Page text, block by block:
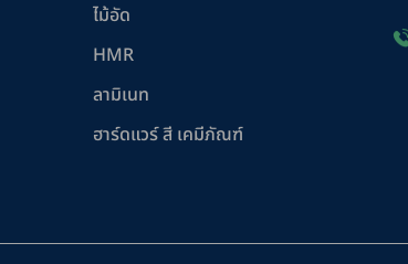
ไม้อัด
HMR
ลามิเนท
ฮาร์ดแวร์ สี เคมีภัณฑ์